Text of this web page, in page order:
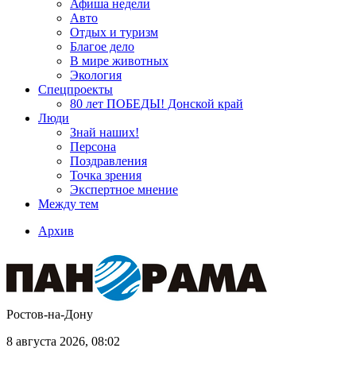
Афиша недели
Авто
Отдых и туризм
Благое дело
В мире животных
Экология
Спецпроекты
80 лет ПОБЕДЫ! Донской край
Люди
Знай наших!
Персона
Поздравления
Точка зрения
Экспертное мнение
Между тем
Архив
Ростов-на-Дону
8 августа 2026, 08:02